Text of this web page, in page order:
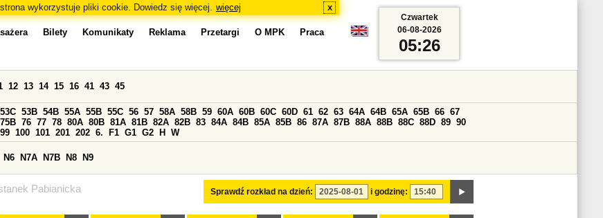
wykorzystuje pliki cookie. Dowiedz się więcej. więcej x
Pabianicka
Bilety Komunikaty Reklama Przetargi O MPK Praca
Sprawdź rozkład na dzień: i godzinę:
12 13 14 15 16 41 43 45
53C 53B 54B 55A 55B 55C 56 57 58A 58B 59 60A 60B 60C 60D 61 62 63 64A 64B 65A 65B 66 67
75B 76 77 78 80A 80B 81A 81B 82A 82B 83 84A 84B 85A 85B 86 87A 87B 88A 88B 88C 88D 89 90
99 100 101 201 202 6. F1 G1 G2 H W
N6 N7A N7B N8 N9
Czwartek
06-08-2026
05:26